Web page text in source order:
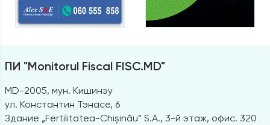
ПИ "Monitorul Fiscal FISC.MD"
MD-2005, мун. Кишинэу
ул. Константин Тэнасе, 6
Здание „Fertilitatea-Chișinău” S.A., 3-й этаж, офис. 320